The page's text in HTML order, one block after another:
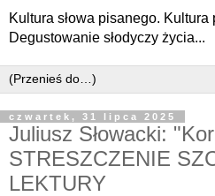
Kultura słowa pisanego. Kultura
Degustowanie słodyczy życia...
czwartek, 31 lipca 2025
Juliusz Słowacki:
STRESZCZENIE
LEKTURY